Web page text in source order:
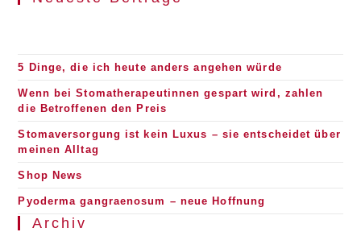
5 Dinge, die ich heute anders angehen würde
Wenn bei Stomatherapeutinnen gespart wird, zahlen
die Betroffenen den Preis
Stomaversorgung ist kein Luxus – sie entscheidet über
meinen Alltag
Shop News
Pyoderma gangraenosum – neue Hoffnung
Archiv